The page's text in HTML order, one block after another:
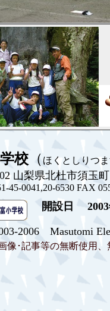
校 （ ほくとしりつ
山梨県北杜市須玉
45-0041,20-6530 FAX
開設日 2003
2006 Masutomi
像･記事等の無断使用